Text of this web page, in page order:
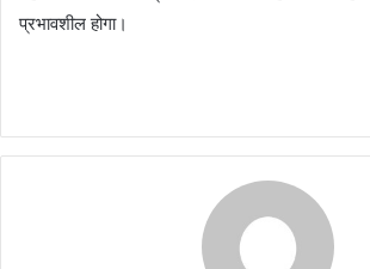
प्रभावशील होगा।